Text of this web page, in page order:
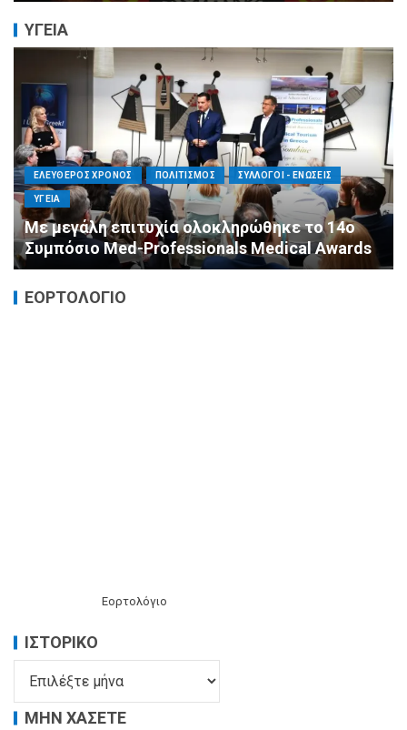
ΥΓΕΙΑ
ΕΛΕΥΘΕΡΟΣ ΧΡΟΝΟΣ ΟΙΚΟΝΟΜΙΑ ΥΓΕΙΑ
Καταστροφικές δαπάνες υγείας και η
αντιμετώπισή τους
ΕΟΡΤΟΛΟΓΙΟ
Εορτολόγιο
ΙΣΤΟΡΙΚΌ
ΜΗΝ ΧΑΣΕΤΕ